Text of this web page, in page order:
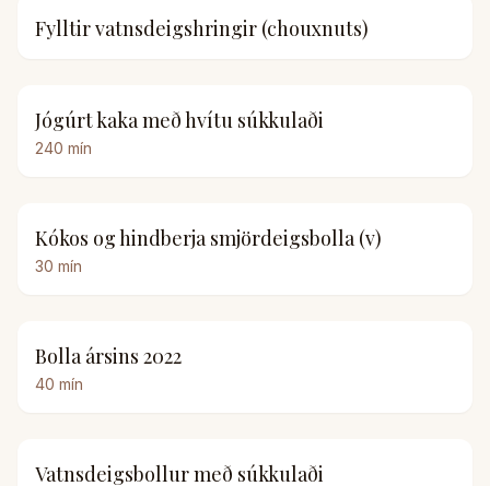
Fylltir vatnsdeigshringir (chouxnuts)
Jógúrt kaka með hvítu súkkulaði
240 mín
Kókos og hindberja smjördeigsbolla (v)
30 mín
Bolla ársins 2022
40 mín
Vatnsdeigsbollur með súkkulaði